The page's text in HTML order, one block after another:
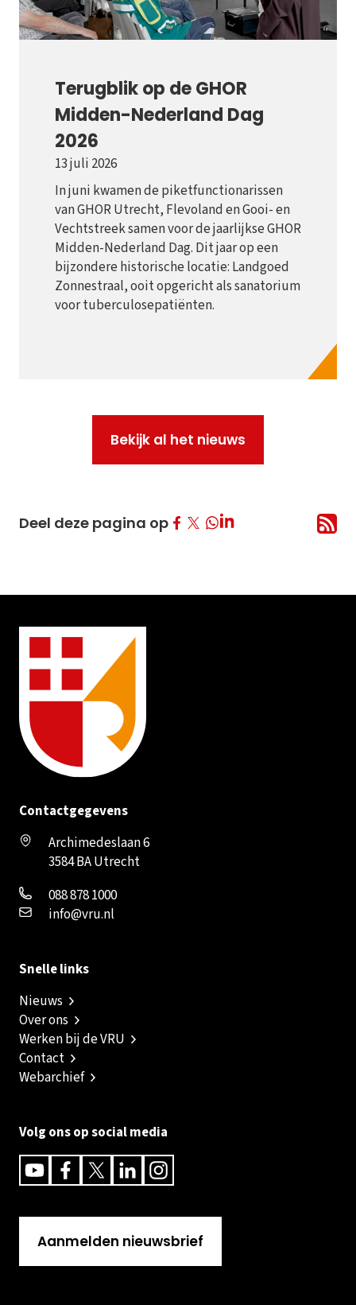
Terugblik op de GHOR
Midden-Nederland Dag
2026
13 juli 2026
In juni kwamen de piketfunctionarissen
van GHOR Utrecht, Flevoland en Gooi- en
Vechtstreek samen voor de jaarlijkse GHOR
Midden-Nederland Dag. Dit jaar op een
bijzondere historische locatie: Landgoed
Zonnestraal, ooit opgericht als sanatorium
voor tuberculosepatiënten.
Bekijk al het nieuws
Deel deze pagina opDeel op Facebook
Deel op Twitter
Deel op Whatsapp
Deel op LinkedIn
Contactgegevens
Archimedeslaan 6
3584 BA Utrecht
088 878 1000
info@vru.nl
Snelle links
Nieuws
Over ons
Werken bij de VRU
Contact
Webarchief
Volg ons op social media
YoutubeFacebookTwitterLinkedinInstagram
Aanmelden nieuwsbrief